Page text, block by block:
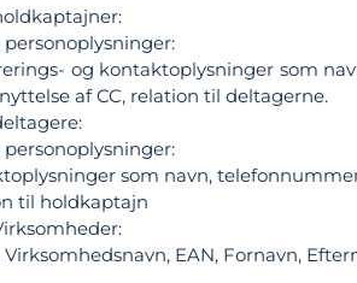
og kontaktoplysninger som
af CC, relation til deltagerne.
som navn,
til holdkaptajn
Virksomhedsnavn, EAN, Fornavn,